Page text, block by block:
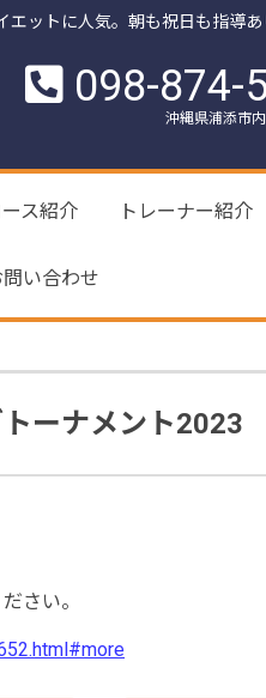
ットに人気。朝も祝日も指導あ
098-874-
沖縄県浦添市
ース紹介 トレーナー紹介
問い合わせ
ーナメント2023
さい。